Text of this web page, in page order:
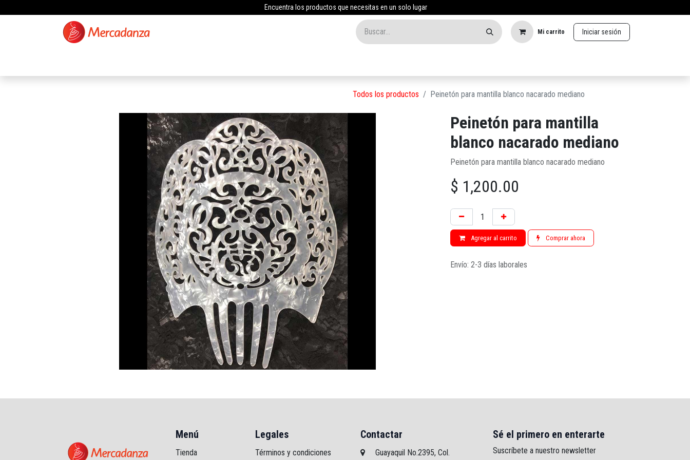
Encuentra los productos que necesitas en un solo lugar
Mi carrito Iniciar sesión
Todos los productos Peinetón para mantilla blanco nacarado mediano
Peinetón para mantilla
blanco nacarado mediano
Peinetón para mantilla blanco nacarado mediano
$ 1,200.00
Agregar al carrito Comprar ahora
Envío: 2-3 días laborales
Sé el primero en enterarte
Suscríbete a nuestro newsletter
Contactar
Guayaquil No.2395, Col.
Legales
Términos y condiciones
Menú
Tienda